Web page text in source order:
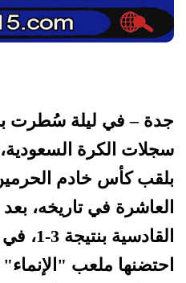
جدة – في ليلة
سجلات الكرة
بلقب كأس خادم
العاشرة في تاريخه،
احتضنها ملعب